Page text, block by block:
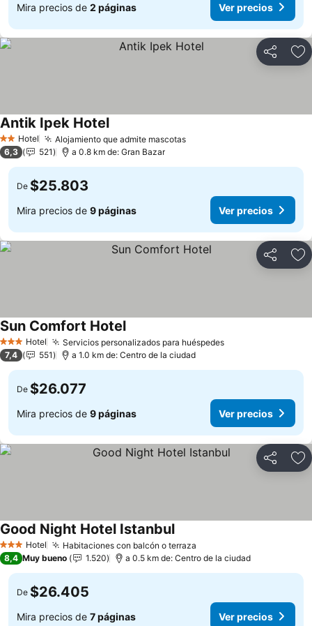
Mira precios de 2 páginas Ver precios
Compartir
2 Estrellas
Hotel Alojamiento que admite mascotas
Antik Ipek Hotel
6,3 521 a 0.8 km de: Gran Bazar
De $25.803
Mira precios de 9 páginas Ver precios
Compartir
3 Estrellas
Hotel Servicios personalizados para huéspedes
Sun Comfort Hotel
7,4 551 a 1.0 km de: Centro de la ciudad
De $26.077
Mira precios de 9 páginas Ver precios
Compartir
3 Estrellas
Hotel Habitaciones con balcón o terraza
Good Night Hotel Istanbul
8,4 Muy bueno 1.520 a 0.5 km de: Centro de la ciudad
De $26.405
Mira precios de 7 páginas Ver precios